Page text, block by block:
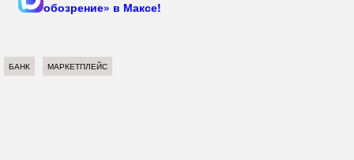
обозрение» в Максе!
БАНК МАРКЕТПЛЕЙС